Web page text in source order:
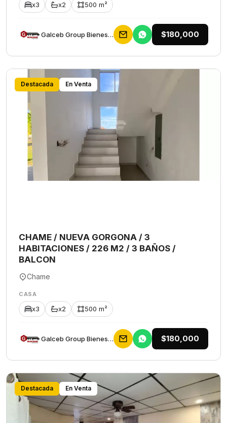
x3 x2 500 m²
Galceb Group Bienes Raices $180,000
Destacada En Venta
CHAME / NUEVA GORGONA / 3
HABITACIONES / 226 M2 / 3 BAÑOS /
BALCON
Chame
CASA
x3 x2 500 m²
Galceb Group Bienes Raices $180,000
Destacada En Venta